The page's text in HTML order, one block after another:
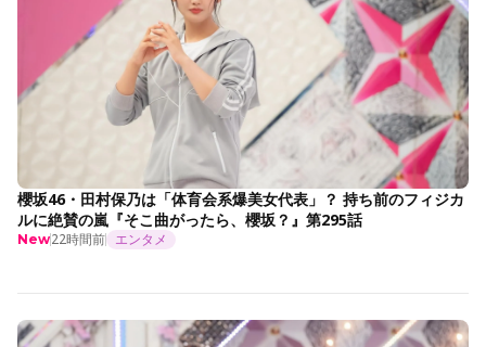
櫻坂46・田村保乃は「体育会系爆美女代表」？ 持ち前のフィジカ
ルに絶賛の嵐『そこ曲がったら、櫻坂？』第295話
New22時間前 エンタメ